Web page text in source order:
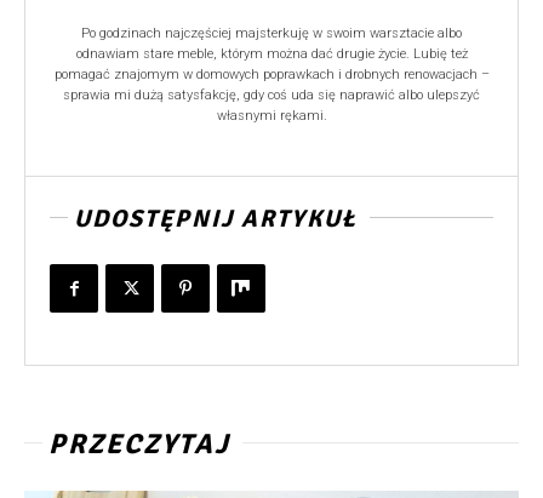
Po godzinach najczęściej majsterkuję w swoim warsztacie albo
odnawiam stare meble, którym można dać drugie życie. Lubię też
pomagać znajomym w domowych poprawkach i drobnych renowacjach –
sprawia mi dużą satysfakcję, gdy coś uda się naprawić albo ulepszyć
własnymi rękami.
UDOSTĘPNIJ ARTYKUŁ
PRZECZYTAJ